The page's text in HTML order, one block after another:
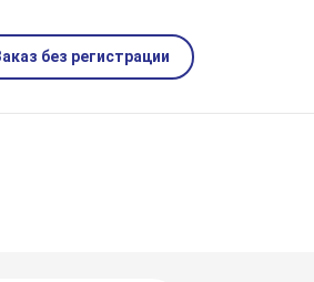
без регистрации